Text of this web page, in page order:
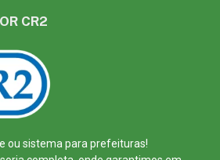
CR2
ou sistema para prefeituras!